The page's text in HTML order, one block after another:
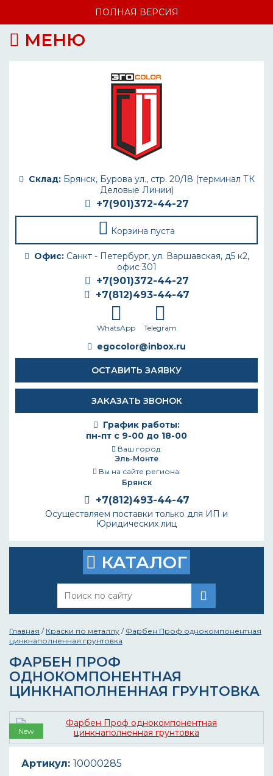
ПОЛНАЯ ВЕРСИЯ
МЕНЮ
Склад:Брянск, Бурова ул., стр. 20/18 (терминал ТК
Деловые Линии)
+7(901)372-44-27
Корзина пуста
Офис:Санкт - Петербург, ул. Варшавская, д5 к2,
офис 301
+7(901)372-44-27
+7(812)493-44-47
WhatsApp Telegram
egocolor@inbox.ru
ОСТАВИТЬ ЗАЯВКУ
ЗАКАЗАТЬ ЗВОНОК
График работы:
пн-пт с 9-00 до 18-00
Ваш город:
Эль-Монте
Вы на сайте региона:
Брянск
+7(812)493-44-47
Осуществляем поставки только для ИП и
Юридических лиц
КАТАЛОГ
Главная / Краски по металлу / Фарбен Проф однокомпонентная
цинкнаполненная грунтовка
ФАРБЕН ПРОФ
ОДНОКОМПОНЕНТНАЯ
ЦИНКНАПОЛНЕННАЯ ГРУНТОВКА
New
Артикул: 10000285